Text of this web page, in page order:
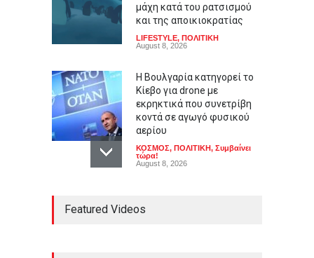
μάχη κατά του ρατσισμού
και της αποικιοκρατίας
LIFESTYLE, ΠΟΛΙΤΙΚΗ
August 8, 2026
Η Βουλγαρία κατηγορεί το
Κίεβο για drone με
εκρηκτικά που συνετρίβη
κοντά σε αγωγό φυσικού
αερίου
ΚΟΣΜΟΣ, ΠΟΛΙΤΙΚΗ, Συμβαίνει
τώρα!
August 8, 2026
περιοχές: Πάνω από 39
Featured Videos